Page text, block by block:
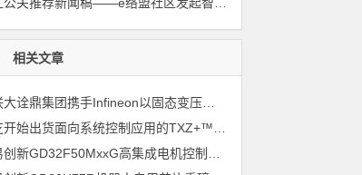
相关文章
大联大诠鼎集团携手Infineon以固态变压器重构配电效率新标杆